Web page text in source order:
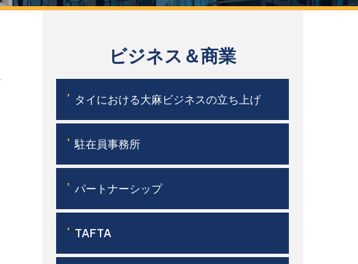
ビジネス＆商業
' タイにおける大麻ビジネスの立ち上げ
' 駐在員事務所
' パートナーシップ
' TAFTA